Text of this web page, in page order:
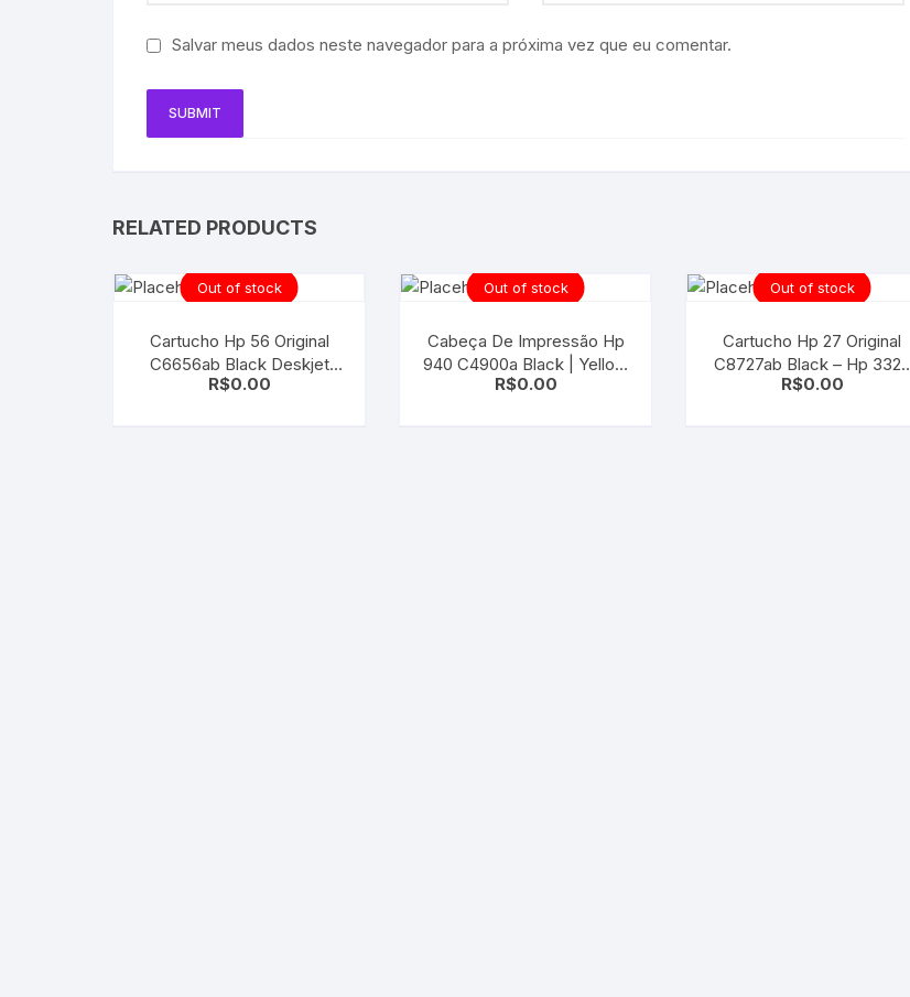
Salvar meus dados neste navegador para a próxima vez que eu comentar.
RELATED PRODUCTS
Out of stock
Cartucho Hp 56 Original
C6656ab Black Deskjet
9680 Fax 1240
R$0.00
Out of stock
Cabeça De Impressão Hp
940 C4900a Black | Yellow
| 8000 8500
R$0.00
Out of stock
Cartucho Hp 27 Original
C8727ab Black – Hp 3320
4315 1311
R$0.00